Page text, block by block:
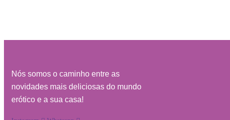
Nós somos o caminho entre as
novidades mais deliciosas do mundo
erótico e a sua casa!